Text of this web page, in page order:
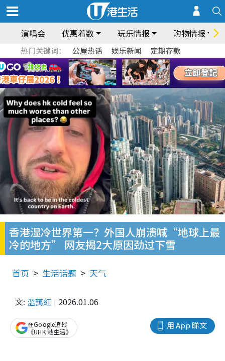
演唱会 优惠着数 玩乐情报 购物情报
热门关键词： 公屋热话 娱乐新闻 定期存款
香港湿冷世界第一？外国人崩溃喊“地球上最
冷的地方” 网友揭2大原因劲过下雪
首页 生活话题 天气
文: 溫藹紅 2026.01.06
用 App 睇文
在Google追蹤
《UHK 港生活》